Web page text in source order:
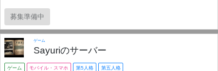
募集準備中
ゲーム
Sayuriのサーバー
ゲーム モバイル・スマホ 第5人格 第五人格